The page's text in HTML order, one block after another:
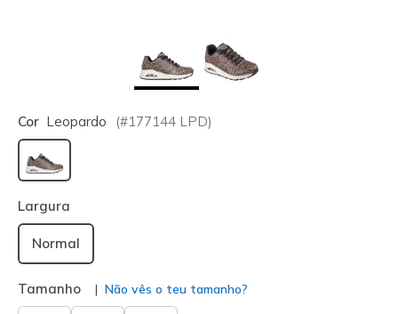
Cor Leopardo (#177144 LPD)
selecionado
Largura
Normal
Tamanho Não vês o teu tamanho?